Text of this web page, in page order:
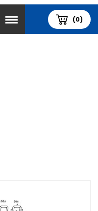
(0)